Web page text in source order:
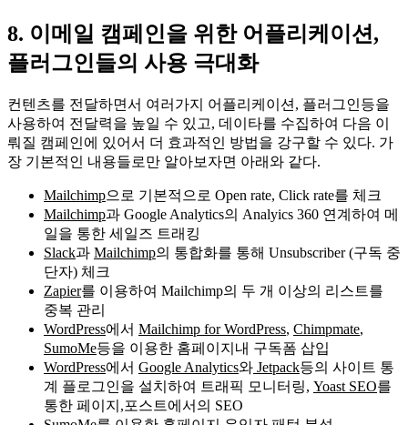
8. 이메일 캠페인을 위한 어플리케이션,
플러그인들의 사용 극대화
컨텐츠를 전달하면서 여러가지 어플리케이션, 플러그인등을
사용하여 전달력을 높일 수 있고, 데이타를 수집하여 다음 이
뤄질 캠페인에 있어서 더 효과적인 방법을 강구할 수 있다. 가
장 기본적인 내용들로만 알아보자면 아래와 같다.
Mailchimp으로 기본적으로 Open rate, Click rate를 체크
Mailchimp과 Google Analytics의 Analyics 360 연계하여 메
일을 통한 세일즈 트래킹
Slack과 Mailchimp의 통합화를 통해 Unsubscriber (구독 중
단자) 체크
Zapier를 이용하여 Mailchimp의 두 개 이상의 리스트를
중복 관리
WordPress에서 Mailchimp for WordPress, Chimpmate,
SumoMe등을 이용한 홈페이지내 구독폼 삽입
WordPress에서 Google Analytics와 Jetpack등의 사이트 통
계 플로그인을 설치하여 트래픽 모니터링, Yoast SEO를
통한 페이지,포스트에서의 SEO